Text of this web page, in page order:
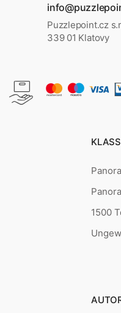
Puzzlepoint.cz
339 01 Klatovy
1500